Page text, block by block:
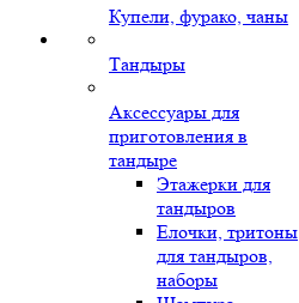
Купели, фурако, чаны
Тандыры
Аксессуары для
приготовления в
тандыре
Этажерки для
тандыров
Елочки, тритоны
для тандыров,
наборы